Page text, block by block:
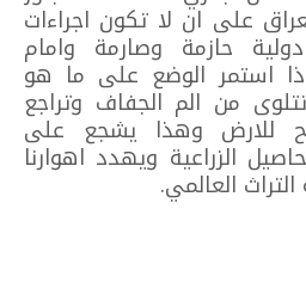
على ان لا تكون اجراءات
حازمة وصارمة وامام
استمر الوضع على ما هو
من الم الجفاف وتراجع
للارض وهذا يشجع على
الزراعية ويهدد اهوارنا
العالمي.